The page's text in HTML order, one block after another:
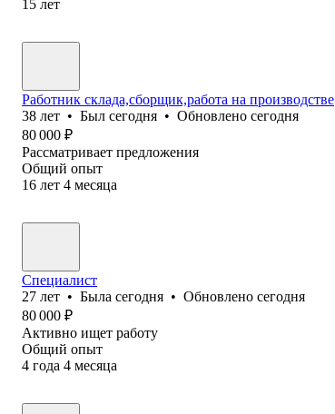
15 лет
Работник склада,сборщик,работа на производстве
38 лет • Был сегодня • Обновлено сегодня
80 000 ₽
Рассматривает предложения
Общий опыт
16 лет 4 месяца
Специалист
27 лет • Была сегодня • Обновлено сегодня
80 000 ₽
Активно ищет работу
Общий опыт
4 года 4 месяца